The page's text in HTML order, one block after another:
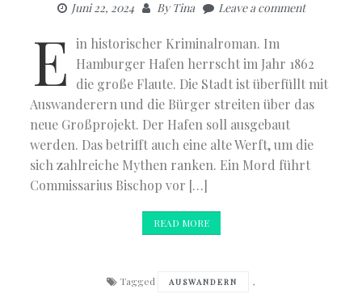
Juni 22, 2024 ByTina Leave a comment
E in historischer Kriminalroman. Im
Hamburger Hafen herrscht im Jahr 1862
die große Flaute. Die Stadt ist überfüllt mit
Auswanderern und die Bürger streiten über das
neue Großprojekt. Der Hafen soll ausgebaut
werden. Das betrifft auch eine alte Werft, um die
sich zahlreiche Mythen ranken. Ein Mord führt
Commissarius Bischop vor […]
READ MORE
Tagged AUSWANDERN ,